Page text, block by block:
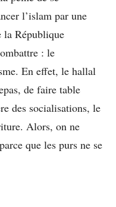
l’islam par une
la République
: le
En effet, le hallal
de faire table
des socialisations, le
Alors, on ne
que les purs ne se